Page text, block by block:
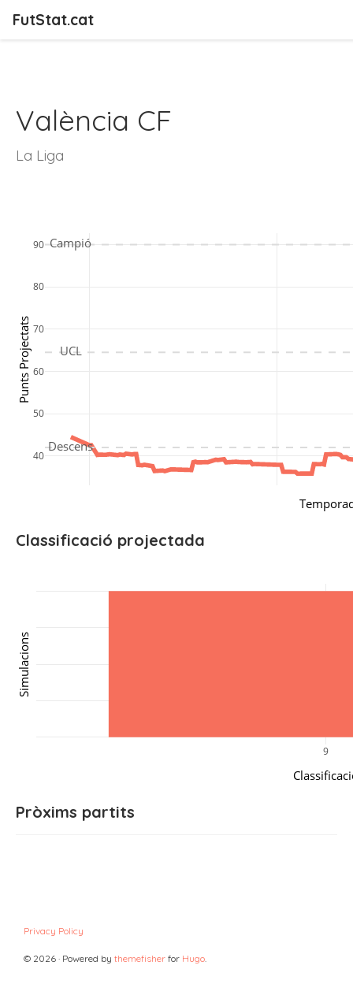
FutStat.cat
València CF
La Liga
Campió
UCL
Descens
40
50
60
70
80
90
Punts Projectats
Classificació projectada
9
Simulacions
Pròxims partits
Privacy Policy
© 2026 · Powered by themefisher for Hugo.